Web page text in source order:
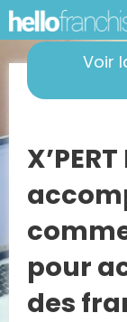
Voir
pour
des